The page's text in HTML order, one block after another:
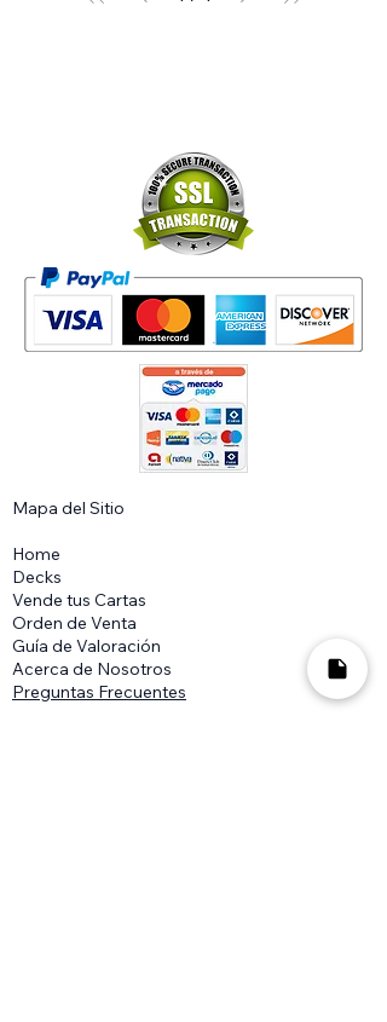
Mapa del Sitio​
Home
Decks
Vende tus Cartas
Orden de Venta
Guía de Valoración
Acerca de Nosotros
Preguntas Frecuentes